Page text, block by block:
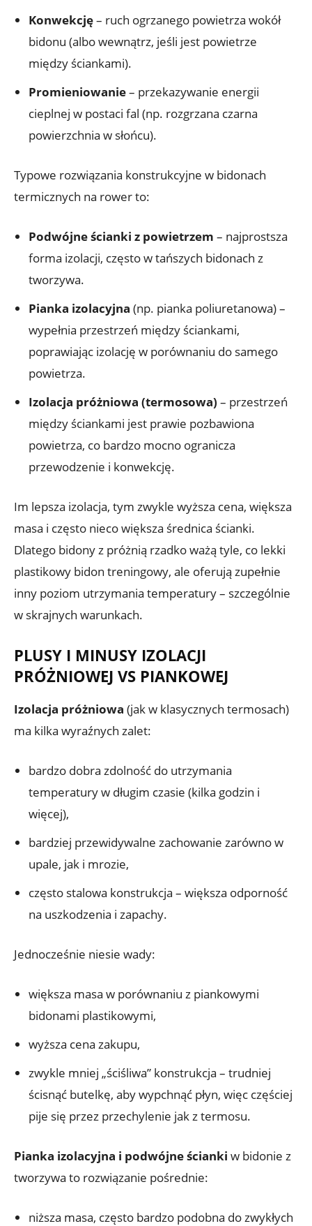
Konwekcję– ruch ogrzanego powietrza wokół
bidonu (albo wewnątrz, jeśli jest powietrze
między ściankami).
Promieniowanie– przekazywanie energii
cieplnej w postaci fal (np. rozgrzana czarna
powierzchnia w słońcu).
Typowe rozwiązania konstrukcyjne w bidonach
termicznych na rower to:
Podwójne ścianki z powietrzem – najprostsza
forma izolacji, często w tańszych bidonach z
tworzywa.
Pianka izolacyjna (np. pianka poliuretanowa) –
wypełnia przestrzeń między ściankami,
poprawiając izolację w porównaniu do samego
powietrza.
Izolacja próżniowa (termosowa) – przestrzeń
między ściankami jest prawie pozbawiona
powietrza, co bardzo mocno ogranicza
przewodzenie i konwekcję.
Im lepsza izolacja, tym zwykle wyższa cena, większa
masa i często nieco większa średnica ścianki.
Dlatego bidony z próżnią rzadko ważą tyle, co lekki
plastikowy bidon treningowy, ale oferują zupełnie
inny poziom utrzymania temperatury – szczególnie
w skrajnych warunkach.
PLUSY I MINUSY IZOLACJI
PRÓŻNIOWEJ VS PIANKOWEJ
Izolacja próżniowa (jak w klasycznych termosach)
ma kilka wyraźnych zalet:
bardzo dobra zdolność do utrzymania
temperatury w długim czasie (kilka godzin i
więcej),
bardziej przewidywalne zachowanie zarówno w
upale, jak i mrozie,
często stalowa konstrukcja – większa odporność
na uszkodzenia i zapachy.
Jednocześnie niesie wady:
większa masa w porównaniu z piankowymi
bidonami plastikowymi,
wyższa cena zakupu,
zwykle mniej „ściśliwa” konstrukcja – trudniej
ścisnąć butelkę, aby wypchnąć płyn, więc częściej
pije się przez przechylenie jak z termosu.
Pianka izolacyjna i podwójne ścianki w bidonie z
tworzywa to rozwiązanie pośrednie:
niższa masa, często bardzo podobna do zwykłych